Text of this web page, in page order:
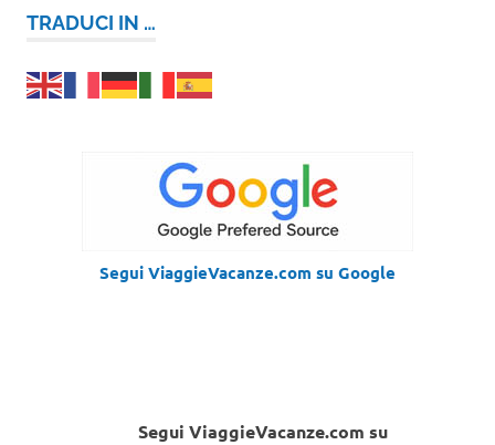
TRADUCI IN …
Segui ViaggieVacanze.com su Google
Segui ViaggieVacanze.com su